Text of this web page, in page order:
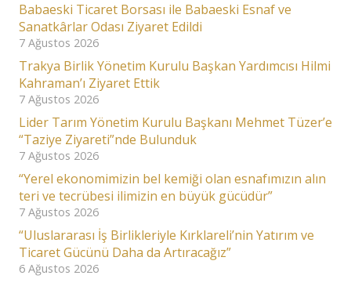
Babaeski Ticaret Borsası ile Babaeski Esnaf ve
Sanatkârlar Odası Ziyaret Edildi
7 Ağustos 2026
Trakya Birlik Yönetim Kurulu Başkan Yardımcısı Hilmi
Kahraman’ı Ziyaret Ettik
7 Ağustos 2026
Lider Tarım Yönetim Kurulu Başkanı Mehmet Tüzer’e
“Taziye Ziyareti”nde Bulunduk
7 Ağustos 2026
“Yerel ekonomimizin bel kemiği olan esnafımızın alın
teri ve tecrübesi ilimizin en büyük gücüdür”
7 Ağustos 2026
“Uluslararası İş Birlikleriyle Kırklareli’nin Yatırım ve
Ticaret Gücünü Daha da Artıracağız”
6 Ağustos 2026